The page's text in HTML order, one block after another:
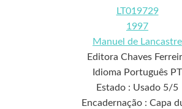
LT019729
1997
Manuel de Lancastre
Editora Chaves
Idioma Português PT
Estado : Usado 5/5
Encadernação : Capa